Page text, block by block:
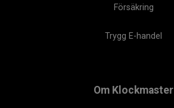
Försäkring
Trygg E-handel
Om Klockmaster